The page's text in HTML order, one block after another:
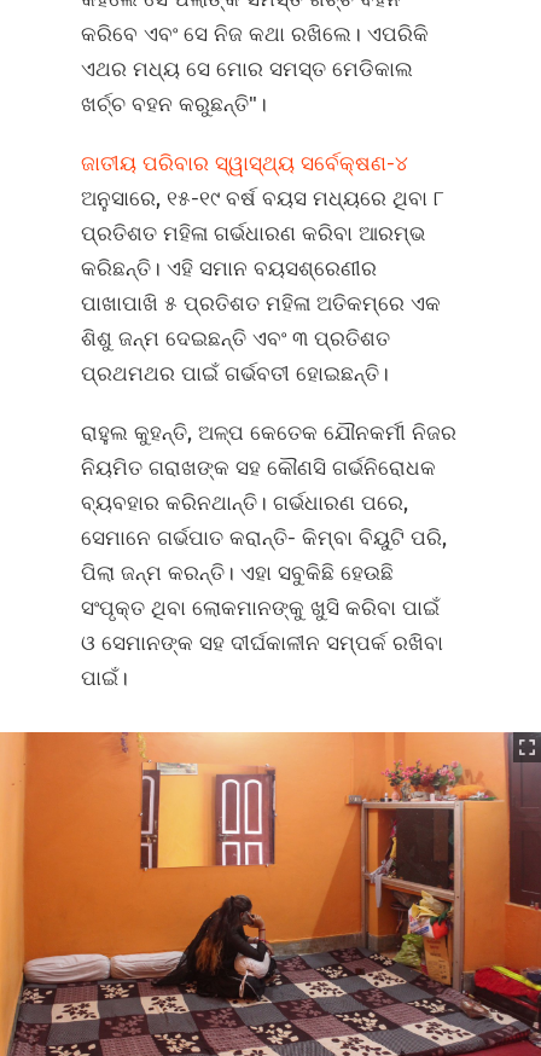
କରିବେ ଏବଂ ସେ ନିଜ କଥା ରଖିଲେ। ଏପରିକି
ଏଥର ମଧ୍ୟ ସେ ମୋର ସମସ୍ତ ମେଡିକାଲ
ଖର୍ଚ୍ଚ ବହନ କରୁଛନ୍ତି"।
ଜାତୀୟ ପରିବାର ସ୍ୱାସ୍ଥ୍ୟ ସର୍ବେକ୍ଷଣ-୪
ଅନୁସାରେ, ୧୫-୧୯ ବର୍ଷ ବୟସ ମଧ୍ୟରେ ଥିବା ୮
ପ୍ରତିଶତ ମହିଳା ଗର୍ଭଧାରଣ କରିବା ଆରମ୍ଭ
କରିଛନ୍ତି। ଏହି ସମାନ ବୟସଶ୍ରେଣୀର
ପାଖାପାଖି ୫ ପ୍ରତିଶତ ମହିଳା ଅତିକମ୍‌ରେ ଏକ
ଶିଶୁ ଜନ୍ମ ଦେଇଛନ୍ତି ଏବଂ ୩ ପ୍ରତିଶତ
ପ୍ରଥମଥର ପାଇଁ ଗର୍ଭବତୀ ହୋଇଛନ୍ତି।
ରାହୁଲ କୁହନ୍ତି, ଅଳ୍ପ କେତେକ ଯୌନକର୍ମୀ ନିଜର
ନିୟମିତ ଗରାଖଙ୍କ ସହ କୌଣସି ଗର୍ଭନିରୋଧକ
ବ୍ୟବହାର କରିନଥାନ୍ତି। ଗର୍ଭଧାରଣ ପରେ,
ସେମାନେ ଗର୍ଭପାତ କରାନ୍ତି- କିମ୍ବା ବିୟୁଟି ପରି,
ପିଲା ଜନ୍ମ କରନ୍ତି। ଏହା ସବୁକିଛି ହେଉଛି
ସଂପୃକ୍ତ ଥିବା ଲୋକମାନଙ୍କୁ ଖୁସି କରିବା ପାଇଁ
ଓ ସେମାନଙ୍କ ସହ ଦୀର୍ଘକାଳୀନ ସମ୍ପର୍କ ରଖିବା
ପାଇଁ।